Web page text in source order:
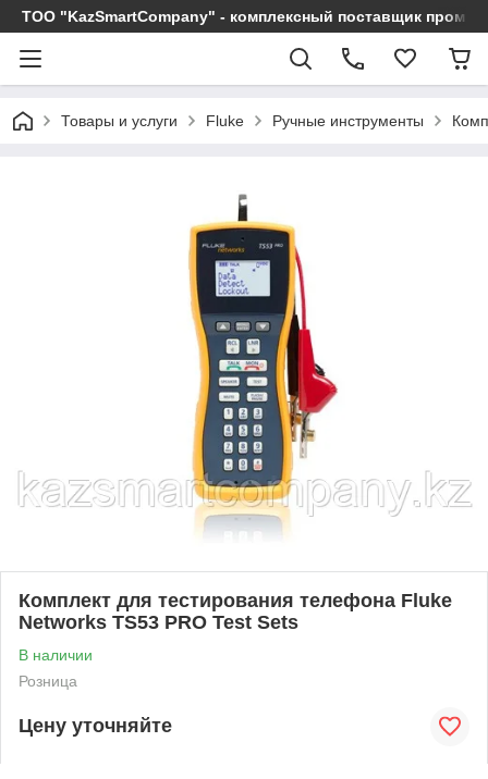
ТОО "KazSmartCompany" - комплексный поставщик
Товары и услуги Fluke Ручные инструменты
Комплект для тестирования телефона Fluke
Networks TS53 PRO Test Sets
В наличии
Розница
Цену уточняйте